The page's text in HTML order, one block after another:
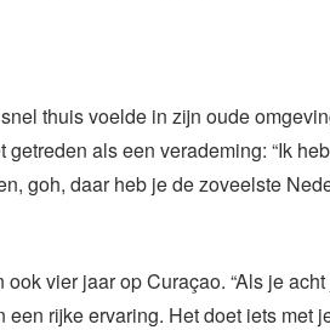
thuis voelde in zijn oude
als een verademing: “Ik
goh, daar heb je de zoveelste
vier jaar op Curaçao. “Als je
rijke ervaring. Het doet iets met